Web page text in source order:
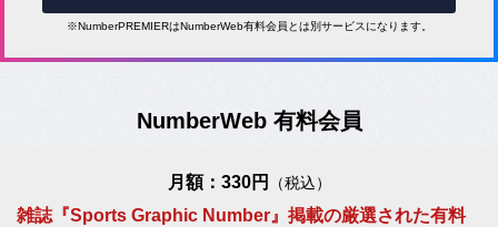
※NumberPREMIERはNumberWeb有料会員とは別サービスになります。
NumberWeb 有料会員
月額：330円 （税込）
雑誌『Sports Graphic Number』掲載の厳選された有料